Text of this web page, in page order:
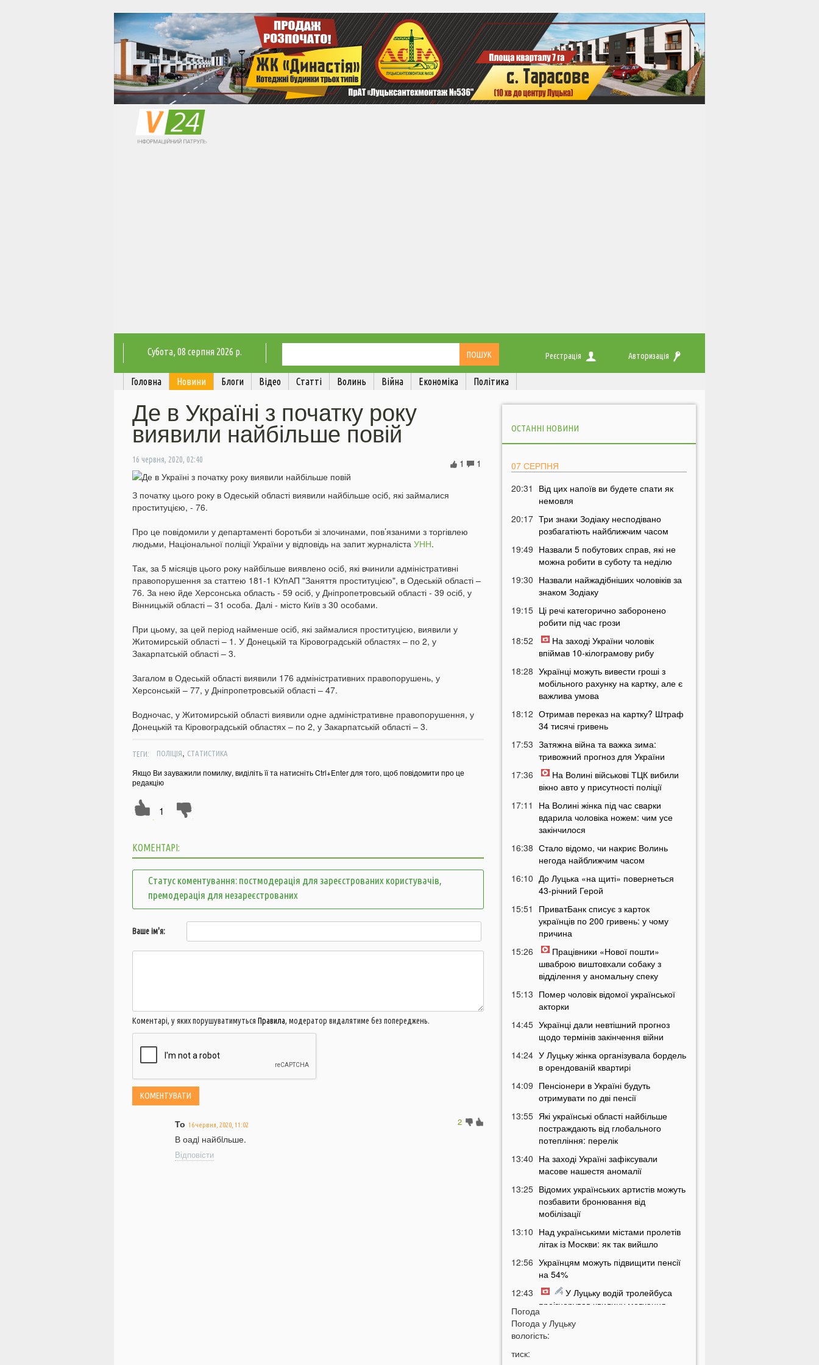
Субота, 08 серпня 2026 р. Реєстрація Авторизація
Головна Новини Блоги Відео Статті Волинь Війна Економіка Політика
Де в Україні з початку року
виявили найбільше повій
16 червня, 2020, 02:40 1
1
З початку цього року в Одеській області виявили найбільше осіб, які займалися
проституцією, - 76.
Про це повідомили у департаменті боротьби зі злочинами, пов’язаними з торгівлею
людьми, Національної поліції України у відповідь на запит журналіста УНН.
Так, за 5 місяців цього року найбільше виявлено осіб, які вчинили адміністративні
правопорушення за статтею 181-1 КУпАП "Заняття проституцією", в Одеській області –
76. За нею йде Херсонська область - 59 осіб, у Дніпропетровській області - 39 осіб, у
Вінницькій області – 31 особа. Далі - місто Київ з 30 особами.
При цьому, за цей період найменше осіб, які займалися проституцією, виявили у
Житомирській області – 1. У Донецькій та Кіровоградській областях – по 2, у
Закарпатській області – 3.
Загалом в Одеській області виявили 176 адміністративних правопорушень, у
Херсонській – 77, у Дніпропетровській області – 47.
Водночас, у Житомирській області виявили одне адміністративне правопорушення, у
Донецькій та Кіровоградській областях – по 2, у Закарпатській області – 3.
ТЕГИ: ПОЛІЦІЯ, СТАТИСТИКА
Якщо Ви зауважили помилку, виділіть її та натисніть Ctrl+Enter для того, щоб повідомити про це
редакцію
1
КОМЕНТАРІ:
Статус коментування: постмодерація для зареєстрованих користувачів,
премодерація для незареєстрованих
Ваше ім'я:
Коментарі, у яких порушуватимуться Правила, модератор видалятиме без попереджень.
2
То 16 червня, 2020, 11:02
В оадi найбiльше.
Відповісти
ОСТАННІ НОВИНИ
07 СЕРПНЯ
20:31
Від цих напоїв ви будете спати як
немовля
20:17 Три знаки Зодіаку несподівано
розбагатіють найближчим часом
19:49 Назвали 5 побутових справ, які не
можна робити в суботу та неділю
19:30 Назвали найжадібніших чоловіків за
знаком Зодіаку
19:15 Ці речі категорично заборонено
робити під час грози
18:52
На заході України чоловік
впіймав 10-кілограмову рибу
18:28 Українці можуть вивести гроші з
мобільного рахунку на картку, але є
важлива умова
18:12 Отримав переказ на картку? Штраф
34 тисячі гривень
17:53 Затяжна війна та важка зима:
тривожний прогноз для України
17:36
На Волині військові ТЦК вибили
вікно авто у присутності поліції
17:11
На Волині жінка під час сварки
вдарила чоловіка ножем: чим усе
закінчилося
16:38 Стало відомо, чи накриє Волинь
негода найближчим часом
16:10 До Луцька «на щиті» повернеться
43-річний Герой
15:51
ПриватБанк списує з карток
українців по 200 гривень: у чому
причина
15:26
Працівники «Нової пошти»
шваброю виштовхали собаку з
відділення у аномальну спеку
15:13 Помер чоловік відомої української
акторки
14:45 Українці дали невтішний прогноз
щодо термінів закінчення війни
14:24 У Луцьку жінка організувала бордель
в орендованій квартирі
14:09 Пенсіонери в Україні будуть
отримувати по дві пенсії
13:55 Які українські області найбільше
постраждають від глобального
потепління: перелік
13:40 На заході Україні зафіксували
масове нашестя аномалії
13:25 Відомих українських артистів можуть
позбавити бронювання від
мобілізації
13:10 Над українськими містами пролетів
літак із Москви: як так вийшло
12:56 Українцям можуть підвищити пенсії
на 54%
12:43
У Луцьку водій тролейбуса
проігнорував хвилину мовчання
12:26 На Волині від удару блискавки
загорілися дві споруди
12:07
Погода
Погода у Луцьку
вологість:
тиск: